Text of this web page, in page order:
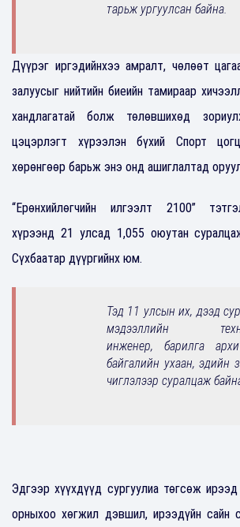
тарьж ургуулсан байна.
Дүүрэг иргэдийнхээ амралт, чөлөөт
залуусыг нийтийн биеийн тамираар
хандлагатай болж төлөвшихөд
цэцэрлэгт хүрээлэн бүхий Спорт
хөрөнгөөр барьж энэ онд ашиглалтад
“Ерөнхийлөгчийн илгээлт 2100”
хүрээнд 21 улсад 1,055 оюутан
Сүхбаатар дүүргийнх юм.
Тэд 11 улсын их, дээд
мэдээллийн
инженер, барилга
байгалийн ухаан, эдийн
чиглэлээр суралцаж
Эдгээр хүүхдүүд сургуулиа төгсөж
орныхоо хөгжил дэвшил, ирээдүйн сайн